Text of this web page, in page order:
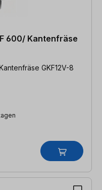
600/ Kantenfräse
GKF12V-8